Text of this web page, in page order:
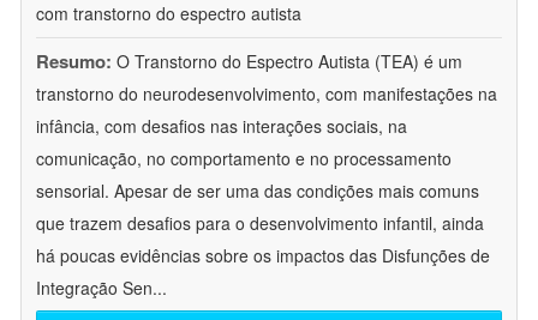
com transtorno do espectro autista
Resumo: O Transtorno do Espectro Autista (TEA) é um
transtorno do neurodesenvolvimento, com manifestações na
infância, com desafios nas interações sociais, na
comunicação, no comportamento e no processamento
sensorial. Apesar de ser uma das condições mais comuns
que trazem desafios para o desenvolvimento infantil, ainda
há poucas evidências sobre os impactos das Disfunções de
Integração Sen...